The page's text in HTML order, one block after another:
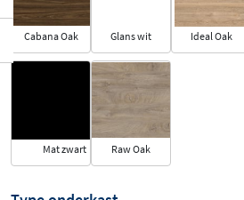
Cabana Oak Glans wit Ideal Oak
Mat zwart Raw Oak